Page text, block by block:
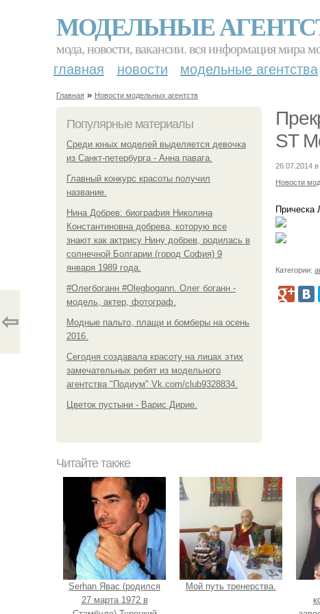
МОДЕЛЬНЫЕ
мода, новости, вакансии. вся информация мира
главная новости модельные агентства
Главная » Новости модельных агентств
Популярные материалы
Среди юных моделей выделяется девочка
из Санкт-петербурга - Анна павага.
Главный конкурс красоты получил
название.
Нина Добрев: биография Николина
Константиновна добрева, которую все
знают как актрису Нину добрев, родилась в
солнечной Болгарии (город София) 9
января 1989 года.
#Олегбоганн #Olegbogann. Олег боганн -
модель, актер, фотограф.
Модные пальто, плащи и бомберы на осень
2016.
Сегодня создавала красоту на лицах этих
замечательных ребят из модельного
агентства "Подиум" Vk.com/club9328834.
Цветок пустыни - Варис Дирие.
ST
26.07.2014
Новости
Прическа
Категории:
⇦
Читайте также
Serhan Явас (родился
27 марта 1972 в
Мой путь тренерства.